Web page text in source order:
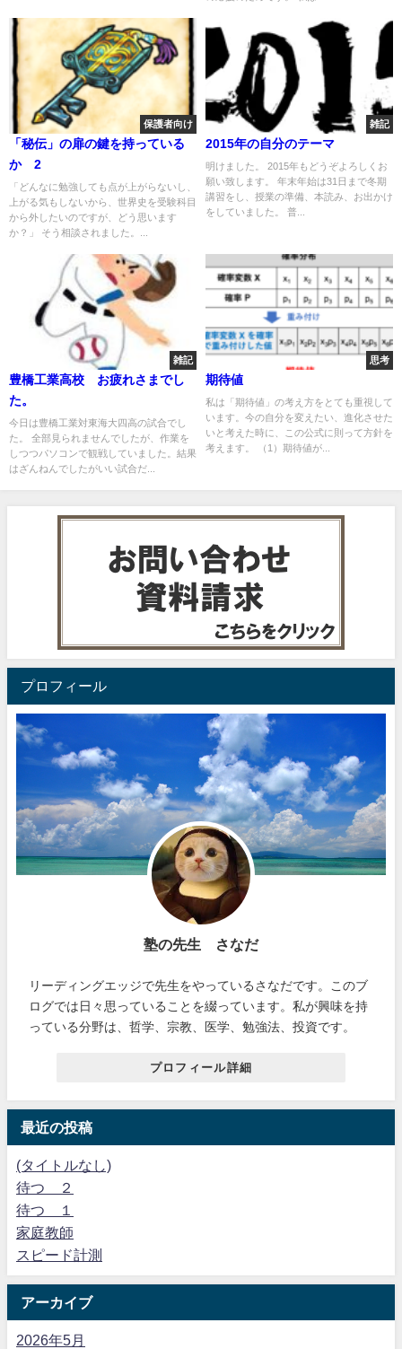
保護者向け
「秘伝」の扉の鍵を持っている
か 2
「どんなに勉強しても点が上がらないし、
上がる気もしないから、世界史を受験科目
から外したいのですが、どう思います
か？」 そう相談されました。...
雑記
2015年の自分のテーマ
明けました。 2015年もどうぞよろしくお
願い致します。 年末年始は31日まで冬期
講習をし、授業の準備、本読み、お出かけ
をしていました。 普...
雑記
豊橋工業高校 お疲れさまでし
た。
今日は豊橋工業対東海大四高の試合でし
た。 全部見られませんでしたが、作業を
しつつパソコンで観戦していました。結果
はざんねんでしたがいい試合だ...
思考
期待値
私は「期待値」の考え方をとても重視して
います。今の自分を変えたい、進化させた
いと考えた時に、この公式に則って方針を
考えます。 （1）期待値が...
プロフィール
塾の先生 さなだ
リーディングエッジで先生をやっているさなだです。このブ
ログでは日々思っていることを綴っています。私が興味を持
っている分野は、哲学、宗教、医学、勉強法、投資です。
プロフィール詳細
最近の投稿
(タイトルなし)
待つ ２
待つ １
家庭教師
スピード計測
アーカイブ
2026年5月